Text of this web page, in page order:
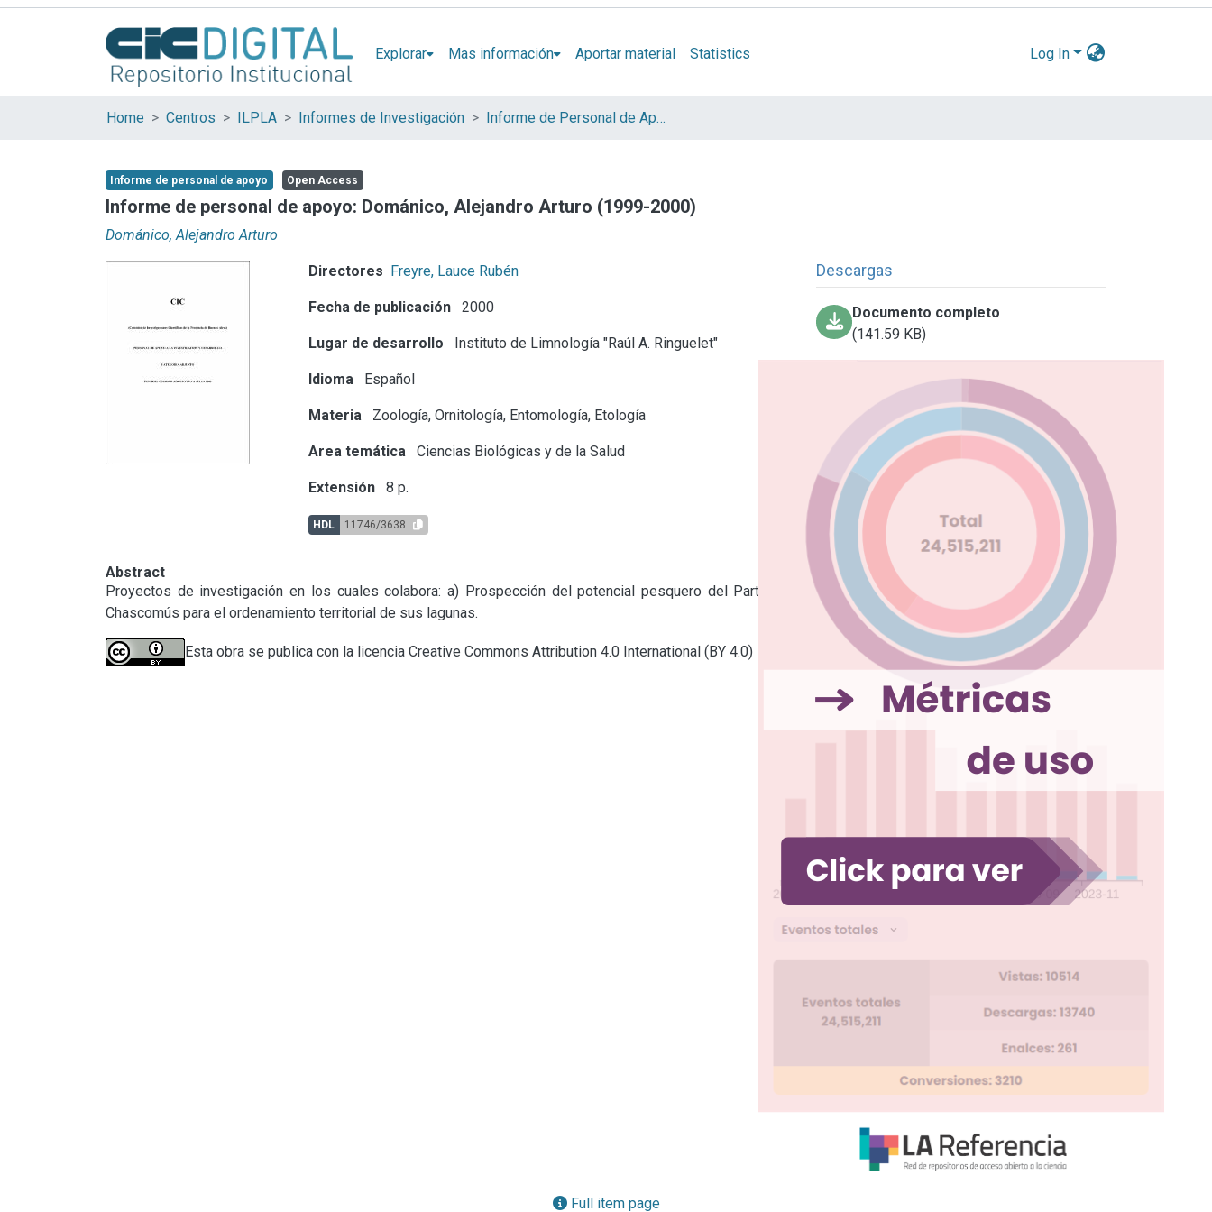
Explorar Mas información Aportar material Statistics Log In
Home Centros ILPLA Informes de Investigación Informe de Personal de Apoyo
Informe de personal de apoyo Open Access
Informe de personal de apoyo: Dománico, Alejandro Arturo (1999-2000)
Dománico, Alejandro Arturo
Directores Freyre, Lauce Rubén
Fecha de publicación 2000
Lugar de desarrollo Instituto de Limnología "Raúl A. Ringuelet"
Idioma Español
Materia Zoología, Ornitología, Entomología, Etología
Area temática Ciencias Biológicas y de la Salud
Extensión 8 p.
HDL 11746/3638
Descargas
Documento completo
(141.59 KB)
Abstract
Proyectos de investigación en los cuales colabora: a) Prospección del potencial pesquero del Partido de
Chascomús para el ordenamiento territorial de sus lagunas.
Esta obra se publica con la licencia Creative Commons Attribution 4.0 International (BY 4.0)
Full item page